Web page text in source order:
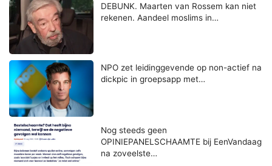
DEBUNK. Maarten van Rossem kan niet
rekenen. Aandeel moslims in…
NPO zet leidinggevende op non-actief na
dickpic in groepsapp met…
Nog steeds geen
OPINIEPANELSCHAAMTE bij EenVandaag
na zoveelste…